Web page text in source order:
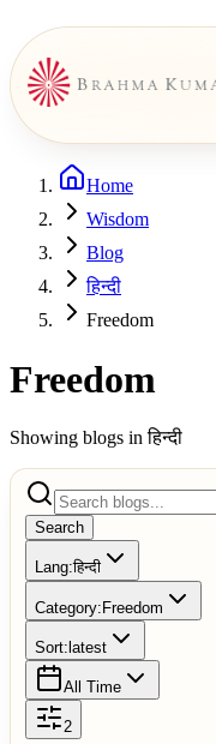
Home
Wisdom
Blog
हिन्दी
Freedom
Freedom
Showing blogs inहिन्दी
Search
Lang:हिन्दी
Category: Freedom
Sort: latest
All Time
2